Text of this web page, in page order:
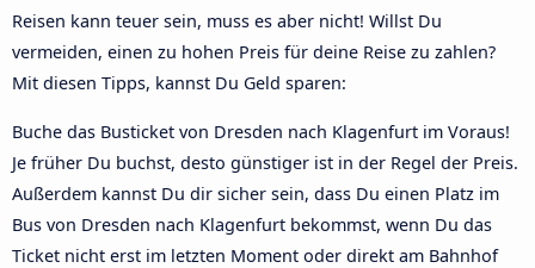
Reisen kann teuer sein, muss es aber nicht! Willst Du
vermeiden, einen zu hohen Preis für deine Reise zu zahlen?
Mit diesen Tipps, kannst Du Geld sparen:
Buche das Busticket von Dresden nach Klagenfurt im Voraus!
Je früher Du buchst, desto günstiger ist in der Regel der Preis.
Außerdem kannst Du dir sicher sein, dass Du einen Platz im
Bus von Dresden nach Klagenfurt bekommst, wenn Du das
Ticket nicht erst im letzten Moment oder direkt am Bahnhof